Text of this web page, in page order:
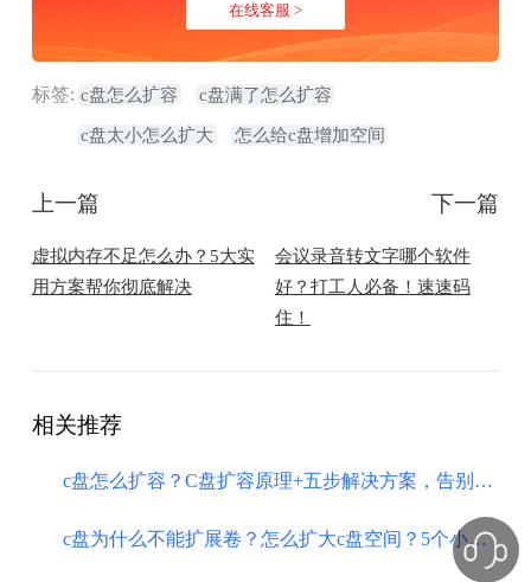
在线客服 >
标签: c盘怎么扩容 c盘满了怎么扩容
c盘太小怎么扩大 怎么给c盘增加空间
上一篇
虚拟内存不足怎么办？5大实
用方案帮你彻底解决
下一篇
会议录音转文字哪个软件
好？打工人必备！速速码
住！
相关推荐
c盘怎么扩容？C盘扩容原理+五步解决方案，告别内存不足爆红！
​c盘为什么不能扩展卷？怎么扩大c盘空间？5个小方法轻松解决！